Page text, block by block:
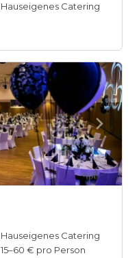
Hauseigenes Catering
Hauseigenes Catering
15–60 € pro Person